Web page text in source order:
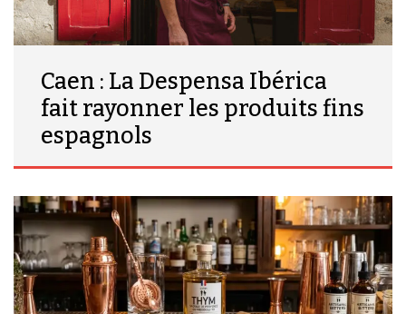
Caen : La Despensa Ibérica
fait rayonner les produits fins
espagnols